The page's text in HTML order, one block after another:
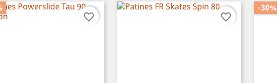
favorite_border favorite_border
-30%